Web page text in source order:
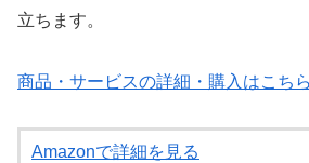
立ちます。
商品・サービスの詳細・購入はこちら
Amazonで詳細を見る